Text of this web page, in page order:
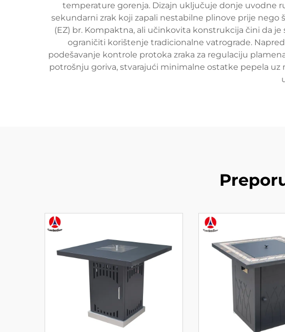
temperature gorenja. Dizajn uključuje donje uvodne
sekundarni zrak koji zapali nestabilne plinove prije nego
(EZ) br. Kompaktna, ali učinkovita konstrukcija čini da
ograničiti korištenje tradicionalne vatrograde.
podešavanje kontrole protoka zraka za regulaciju
potrošnju goriva, stvarajući minimalne ostatke pepela